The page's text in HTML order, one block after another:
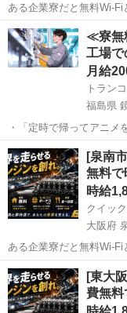
ある企業寮だと無料Wi-Fi
ちゃいま…
大阪 四條畷市
≪寮無
工場
月給
トラン
福島県
・「定時で帰ってアニメ
り前に叶いま…
福島 鏡石駅 その
[泉南
無料
時給
クイッ
大阪府
ある企業寮だと無料Wi-Fi
ちゃいま…
大阪 泉南市 工場
[東大
費無